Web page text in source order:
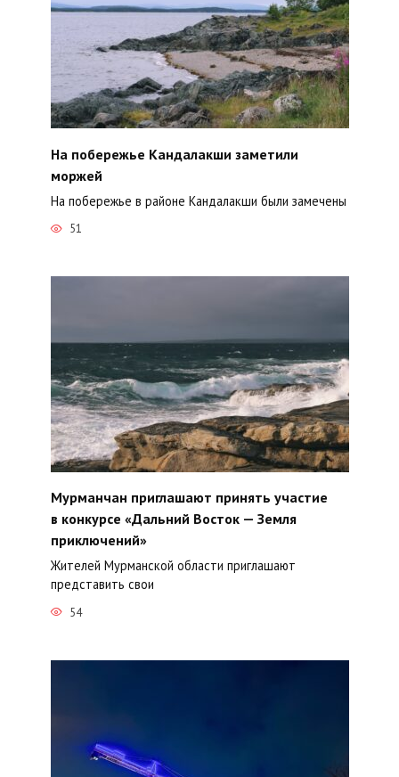
На побережье Кандалакши заметили
моржей
На побережье в районе Кандалакши были замечены
51
Мурманчан приглашают принять участие
в конкурсе «Дальний Восток — Земля
приключений»
Жителей Мурманской области приглашают
представить свои
54